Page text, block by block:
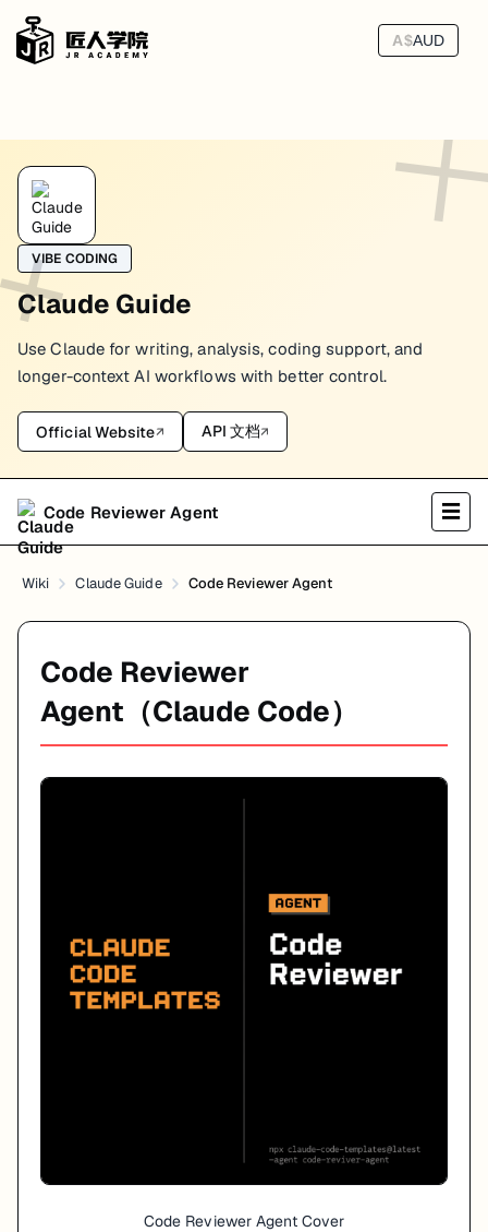
A$AUD
Code Reviewer Agent（Claude Code）
VIBE CODING
Claude Guide
Use Claude for writing, analysis, coding support, and
longer-context AI workflows with better control.
Official Website↗ API 文档↗
Code Reviewer Agent ☰
Wiki Claude Guide Code Reviewer Agent
Code Reviewer
Agent（Claude Code）
Code Reviewer Agent Cover